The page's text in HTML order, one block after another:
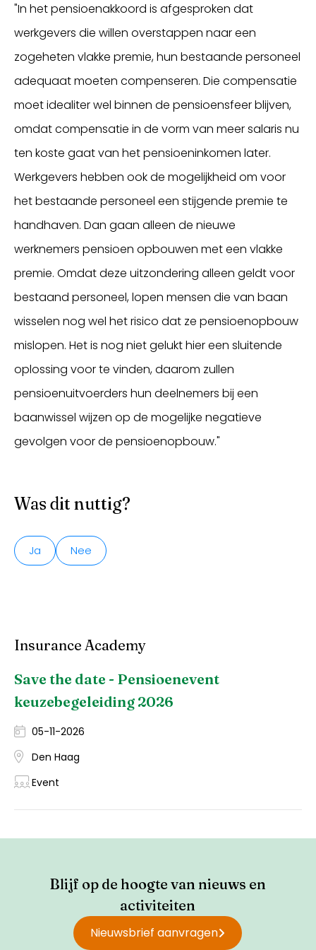
"In het pensioenakkoord is afgesproken dat
werkgevers die willen overstappen naar een
zogeheten vlakke premie, hun bestaande personeel
adequaat moeten compenseren. Die compensatie
moet idealiter wel binnen de pensioensfeer blijven,
omdat compensatie in de vorm van meer salaris nu
ten koste gaat van het pensioeninkomen later.
Werkgevers hebben ook de mogelijkheid om voor
het bestaande personeel een stijgende premie te
handhaven. Dan gaan alleen de nieuwe
werknemers pensioen opbouwen met een vlakke
premie. Omdat deze uitzondering alleen geldt voor
bestaand personeel, lopen mensen die van baan
wisselen nog wel het risico dat ze pensioenopbouw
mislopen. Het is nog niet gelukt hier een sluitende
oplossing voor te vinden, daarom zullen
pensioenuitvoerders hun deelnemers bij een
baanwissel wijzen op de mogelijke negatieve
gevolgen voor de pensioenopbouw."
Was dit nuttig?
Ja Nee
Insurance Academy
Save the date - Pensioenevent
keuzebegeleiding 2026
05-11-2026
Den Haag
Event
Blijf op de hoogte van nieuws en
activiteiten
Nieuwsbrief aanvragen